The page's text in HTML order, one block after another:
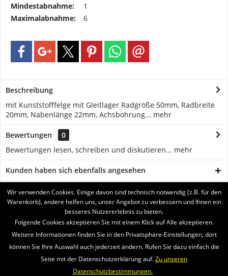
Mindestabnahme:
1
Maximalabnahme:
6
Beschreibung
mit Kunststofffelge mit Gleitlager Radgröße 50mm, Radbreite
20mm, Nabenlänge 22mm, Achsbohrung... mehr
Bewertungen
0
Bewertungen lesen, schreiben und diskutieren... mehr
Kunden haben sich ebenfalls angesehen
BRUKERSTØTTE
SERVICE
INFORMATIONEN
Wir verwenden Cookies. Einige davon sind technisch notwendig (z.B. für den
Warenkorb), andere helfen uns, unser Angebot zu verbessern und Ihnen ein
besseres Nutzererlebnis zu bieten.
Folgende Cookies akzeptieren Sie mit einem Klick auf Alle akzeptieren.
Weitere Informationen finden Sie in den Privatsphäre-Einstellungen, dort
können Sie Ihre Auswahl auch jederzeit ändern. Rufen Sie dazu einfach die
Seite mit der Datenschutzerklärung auf.Zu unseren
Datenschutzbestimmungen.